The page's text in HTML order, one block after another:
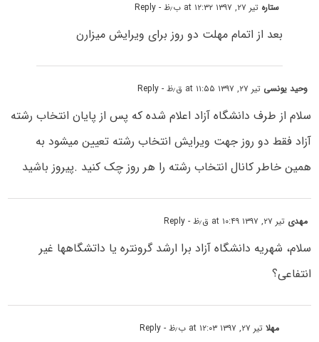
ستاره تیر ۲۷, ۱۳۹۷ at ۱۲:۳۲ ب٫ظ - Reply
بعد از اتمام مهلت دو روز برای ویرایش میزارن
وحید یونسی تیر ۲۷, ۱۳۹۷ at ۱۱:۵۵ ق٫ظ - Reply
سلام از طرف دانشگاه آزاد اعلام شده که پس از پایان انتخاب رشته
آزاد فقط دو روز جهت ویرایش انتخاب رشته تعیین میشود به
همین خاطر کانال انتخاب رشته را هر روز چک کنید .پیروز باشید
مهدی تیر ۲۷, ۱۳۹۷ at ۱۰:۴۹ ق٫ظ - Reply
سلام، شهریه دانشگاه آزاد برا ارشد گرونتره یا داتشگاهها غیر
انتفاعی؟
مهلاتیر ۲۷, ۱۳۹۷ at ۱۲:۰۳ ب٫ظ - Reply